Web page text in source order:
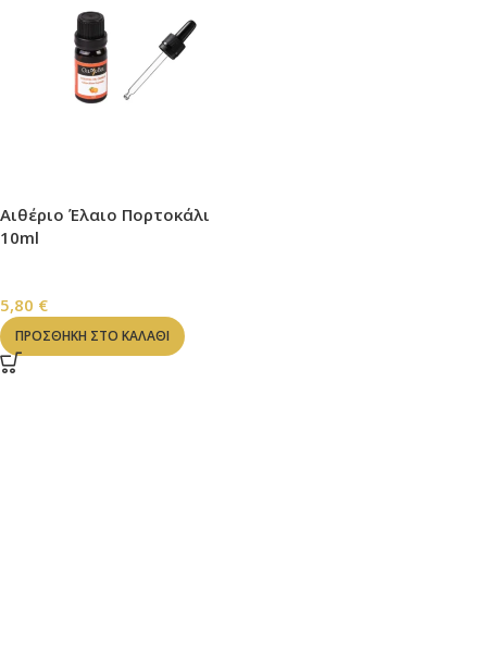
Αιθέριο Έλαιο Πορτοκάλι
10ml
5,80 €
ΠΡΟΣΘΉΚΗ ΣΤΟ ΚΑΛΆΘΙ